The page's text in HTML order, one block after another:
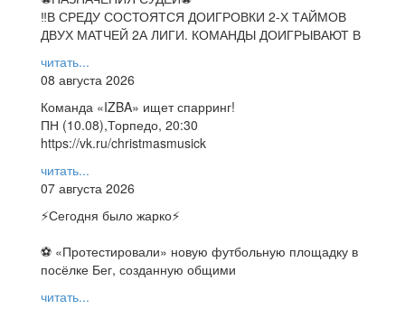
‼В СРЕДУ СОСТОЯТСЯ ДОИГРОВКИ 2-Х ТАЙМОВ
ДВУХ МАТЧЕЙ 2А ЛИГИ. КОМАНДЫ ДОИГРЫВАЮТ В
читать...
08 августа 2026
Команда «IZBA» ищет спарринг!
ПН (10.08),Торпедо, 20:30
https://vk.ru/christmasmusick
читать...
07 августа 2026
⚡️Сегодня было жарко⚡️
⚽ ️«Протестировали» новую футбольную площадку в
посёлке Бег, созданную общими
читать...